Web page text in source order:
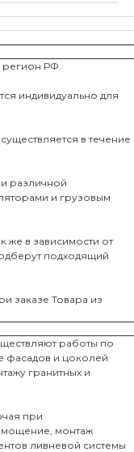
регион РФ.
индивидуально для
в течение
различной
и грузовым
же в зависимости от
подходящий
заказе Товара из
работы по
фасадов и цоколей
гранитных и
при
мощение, монтаж
ливневой системы